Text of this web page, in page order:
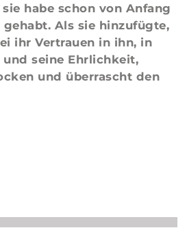
habe schon von Anfang
Als sie hinzufügte,
ihr Vertrauen in ihn, in
seine Ehrlichkeit,
und überrascht den